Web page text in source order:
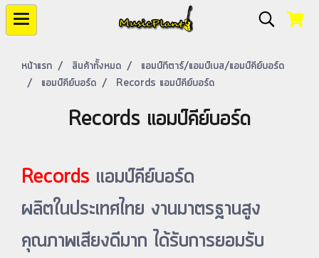
หน้าแรก สินค้าทั้งหมด
แอมป์กีตาร์/แอมป์เบส/แอมป์คีย์บอร์ด
แอมป์คีย์บอร์ด
Records แอมป์คีย์บอร์ด
Records แอมป์คีย์บอร์ด
Records แอมป์คีย์บอร์ด
ผลิตในประเทศไทย งานมาตรฐานสูง
คุณภาพเสียงดีมาก ได้รับการยอมรับ